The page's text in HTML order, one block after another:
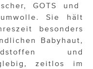
GOTS und
Sie hält
besonders
Babyhaut,
und
zeitlos im